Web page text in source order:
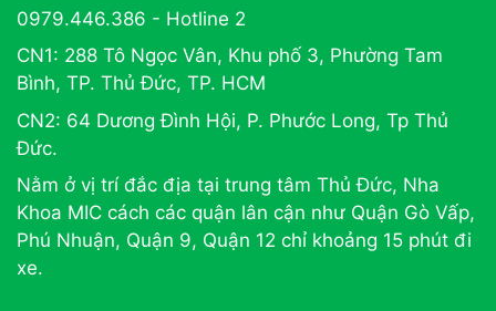
0979.446.386 - Hotline 2
CN1: 288 Tô Ngọc Vân, Khu phố 3, Phường Tam
Bình, TP. Thủ Đức, TP. HCM
CN2: 64 Dương Đình Hội, P. Phước Long, Tp Thủ
Đức.
Nằm ở vị trí đắc địa tại trung tâm Thủ Đức, Nha
Khoa MIC cách các quận lân cận như Quận Gò Vấp,
Phú Nhuận, Quận 9, Quận 12 chỉ khoảng 15 phút đi
xe.